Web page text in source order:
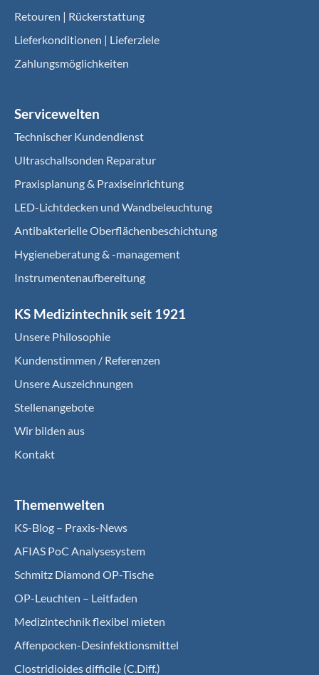
Retouren | Rückerstattung
Lieferkonditionen | Lieferziele
Zahlungsmöglichkeiten
Servicewelten
Technischer Kundendienst
Ultraschallsonden Reparatur
Praxisplanung & Praxiseinrichtung
LED-Lichtdecken und Wandbeleuchtung
Antibakterielle Oberflächenbeschichtung
Hygieneberatung & -management
Instrumentenaufbereitung
KS Medizintechnik seit 1921
Unsere Philosophie
Kundenstimmen / Referenzen
Unsere Auszeichnungen
Stellenangebote
Wir bilden aus
Kontakt
Themenwelten
KS-Blog – Praxis-News
AFIAS PoC Analysesystem
Schmitz Diamond OP-Tische
OP-Leuchten – Leitfaden
Medizintechnik flexibel mieten
Affenpocken-Desinfektionsmittel
Clostridioides difficile (C.Diff.)